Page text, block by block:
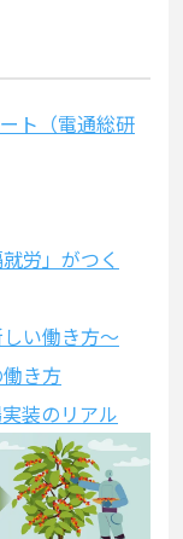
ト（電通総研
労」がつく
い働き方～
き方
装のリアル